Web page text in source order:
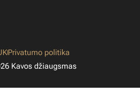
Privatumo politika
Kavos džiaugsmas